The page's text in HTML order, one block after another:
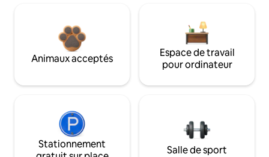
Animaux acceptés
Espace de travail
pour ordinateur
Stationnement
Salle de sport